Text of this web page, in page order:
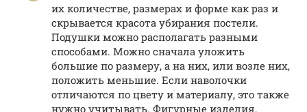
их количестве, размерах и форме как раз и
скрывается красота убирания постели.
Подушки можно располагать разными
способами. Можно сначала уложить
большие по размеру, а на них, или возле них,
положить меньшие. Если наволочки
отличаются по цвету и материалу, это также
нужно учитывать. Фигурные изделия,